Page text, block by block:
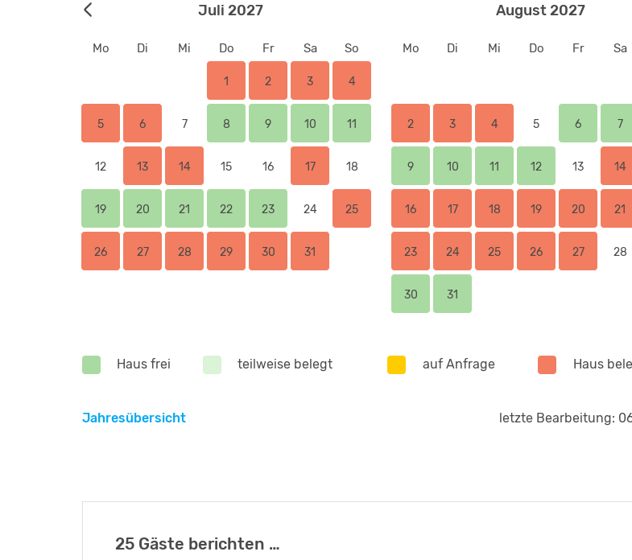
Juli 2027
Mo Di Mi Do Fr Sa So
1 2 3 4
5 6 7 8 9 10 11
12 13 14 15 16 17 18
19 20 21 22 23 24 25
26 27 28 29 30 31
August 2027
Mo Di Mi Do Fr Sa
2 3 4 5 6 7
9 10 11 12 13 14
16 17 18 19 20 21
23 24 25 26 27 28
30 31
Haus frei teilweise belegt auf Anfrage Haus
Jahresübersicht letzte Bearbeitung:
25 Gäste berichten …